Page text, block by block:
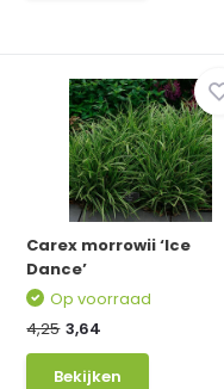
Carex morrowii ‘Ice
Dance’
Op voorraad
4,25 3,64
Bekijken